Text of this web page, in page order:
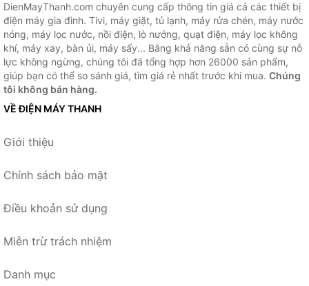
DienMayThanh.com chuyên cung cấp thông tin giá cả các thiết bị
điện máy gia đình. Tivi, máy giặt, tủ lạnh, máy rửa chén, máy nước
nóng, máy lọc nước, nồi điện, lò nướng, quạt điện, máy lọc không
khí, máy xay, bàn ủi, máy sấy... Bằng khả năng sẵn có cùng sự nỗ
lực không ngừng, chúng tôi đã tổng hợp hơn 26000 sản phẩm,
giúp bạn có thể so sánh giá, tìm giá rẻ nhất trước khi mua. Chúng
tôi không bán hàng.
VỀ ĐIỆN MÁY THANH
Giới thiệu
Chính sách bảo mật
Điều khoản sử dụng
Miễn trừ trách nhiệm
Danh mục